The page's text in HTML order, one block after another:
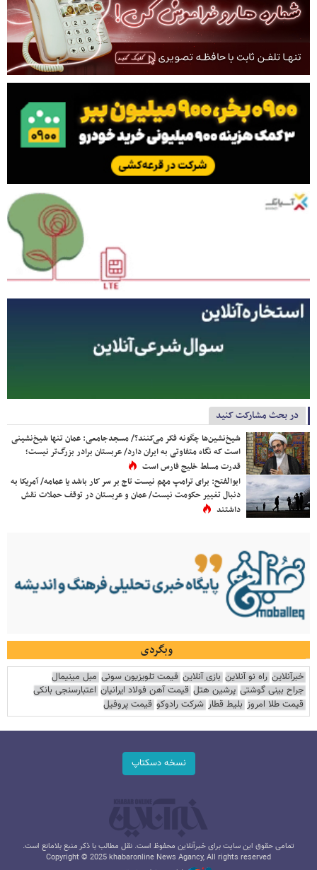
در بحث مشارکت کنید
شیخ‌نشین‌ها چگونه فکر می‌کنند؟/ مسجدجامعی: عمان تنها شیخ‌نشینی
است که نگاه متفاوتی به ایران دارد/ عربستان برادر بزرگ‌تر نیست؛
قدرت مسلط خلیج فارس است
ابوالفتح: برای ترامپ مهم نیست تاج بر سر کار باشد یا عمامه/ آمریکا به
دنبال تغییر حکومت نیست/ عمان و عربستان در توقف حملات نقش
داشتند
وبگردی
خبرآنلاین راه نو آنلاین بازی آنلاین قیمت تلویزیون سونی مبل مینیمال
جراح بینی گوشتی پرشین هتل قیمت آهن فولاد ایرانیان اعتبارسنجی بانکی
قیمت طلا امروز بلیط قطار شرکت رادوکو قیمت پروفیل
نسخه دسکتاپ
تمامی حقوق این سایت برای خبرآنلاین محفوظ است. نقل مطالب با ذکر منبع بلامانع است.
Copyright © 2025 khabaronline News Agancy, All rights reserved